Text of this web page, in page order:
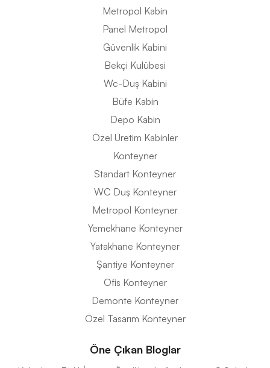
Metropol Kabin
Panel Metropol
Güvenlik Kabini
Bekçi Kulübesi
Wc-Duş Kabini
Büfe Kabin
Depo Kabin
Özel Üretim Kabinler
Konteyner
Standart Konteyner
WC Duş Konteyner
Metropol Konteyner
Yemekhane Konteyner
Yatakhane Konteyner
Şantiye Konteyner
Ofis Konteyner
Demonte Konteyner
Özel Tasarım Konteyner
Öne Çıkan Bloglar